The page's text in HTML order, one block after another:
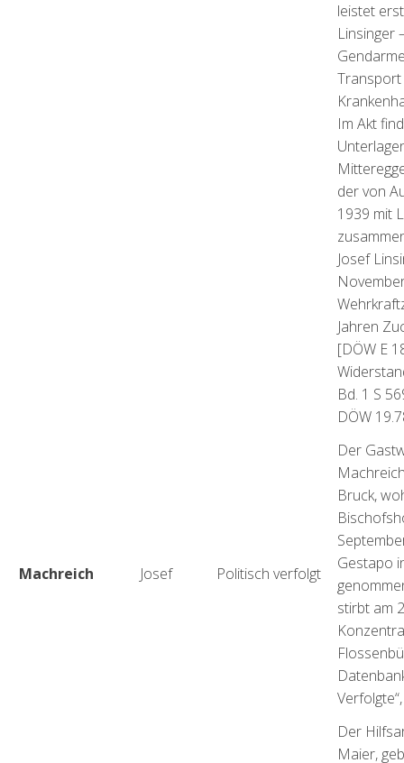
leistet
Linsinger
Transport
Im Akt
der von
1939 mit
Josef
Jahren
[DÖW E
Bd. 1 S
DÖW
Machreich Josef Politisch verfolgt
Der
Bruck,
Gestapo
stirbt am
Der
Maier,